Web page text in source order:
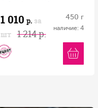
1 010 р. за
шт
1 214 р.
450 г
наличие: 4